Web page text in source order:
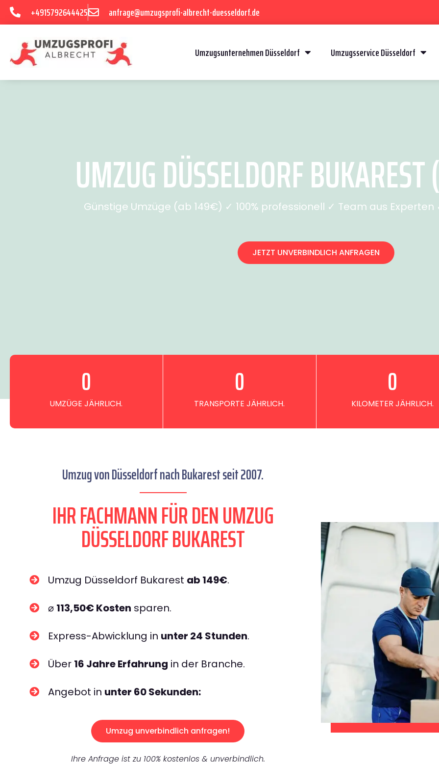
+4915792644425 anfrage@umzugsprofi-albrecht-duesseldorf.de
Umzugsunternehmen Düsseldorf Umzugsservice Düsseldorf
UMZUG DÜSSELDORF
Günstige Umzüge (ab 149€) ✓ 100% professionell ✓ Team aus
JETZT UNVERBINDLICH ANFRAGEN
UMZÜGE JÄHRLICH.
0
TRANSPORTE JÄHRLICH.
0
KILOMETER JÄHRLICH.
0
Umzug von Düsseldorf nach Bukarest seit 2007.
IHR FACHMANN FÜR DEN UMZUG
DÜSSELDORF BUKAREST
Umzug Düsseldorf Bukarest ab 149€.
⌀ 113,50€ Kosten sparen.
Express-Abwicklung in unter 24 Stunden.
Über 16 Jahre Erfahrung in der Branche.
Angebot in unter 60 Sekunden:
Umzug unverbindlich anfragen!
Ihre Anfrage ist zu 100% kostenlos & unverbindlich.